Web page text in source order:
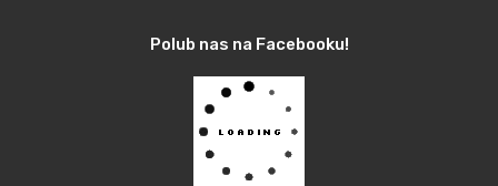
do mieszkania. Bliskość terenów zielonych takich
jak: Las Wolski, Błonia, Park Decjusza są
zdecydowanymi plusami tej dzielnicy. Dla
aktywnych nie bez znaczenia jest fakt sąsiedztwa
Kopca Kościuszki i rzeki Rudawy. Decydującymi
Polub nas na Facebooku!